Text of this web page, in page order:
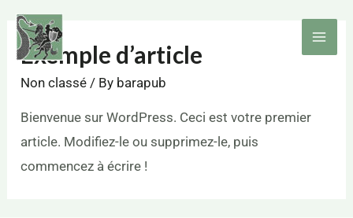
Exemple d’article
Non classé / By barapub
Bienvenue sur WordPress. Ceci est votre premier
article. Modifiez-le ou supprimez-le, puis
commencez à écrire !